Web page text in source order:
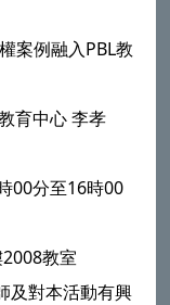
案例融入PBL教
育中心 李孝
00分至16時00
2008教室
及對本活動有興